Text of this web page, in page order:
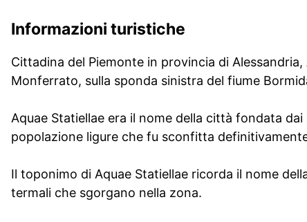
Informazioni turistiche
Cittadina del Piemonte in provincia di
Monferrato, sulla sponda sinistra del fiume
Aquae Statiellae era il nome della città fondata
popolazione ligure che fu sconfitta
Il toponimo di Aquae Statiellae ricorda il nome
termali che sgorgano nella zona.